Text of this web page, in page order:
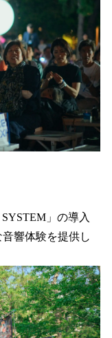
」の導入
響体験を提供し